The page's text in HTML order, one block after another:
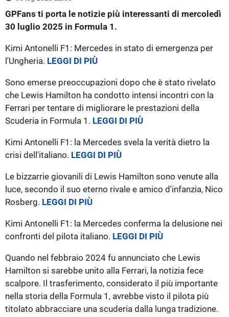
GPFans ti porta le notizie più interessanti di mercoledì
30 luglio 2025 in Formula 1.
Kimi Antonelli F1: Mercedes in stato di emergenza per
l'Ungheria. LEGGI DI PIÙ
Sono emerse preoccupazioni dopo che è stato rivelato
che Lewis Hamilton ha condotto intensi incontri con la
Ferrari per tentare di migliorare le prestazioni della
Scuderia in Formula 1. LEGGI DI PIÙ
Kimi Antonelli F1: la Mercedes svela la verità dietro la
crisi dell'italiano. LEGGI DI PIÙ
Le bizzarrie giovanili di Lewis Hamilton sono venute alla
luce, secondo il suo eterno rivale e amico d'infanzia, Nico
Rosberg. LEGGI DI PIÙ
Kimi Antonelli F1: la Mercedes conferma la delusione nei
confronti del pilota italiano. LEGGI DI PIÙ
Quando nel febbraio 2024 fu annunciato che Lewis
Hamilton si sarebbe unito alla Ferrari, la notizia fece
scalpore. Il trasferimento, considerato il più importante
nella storia della Formula 1, avrebbe visto il pilota più
titolato abbracciare una scuderia dalla lunga tradizione.